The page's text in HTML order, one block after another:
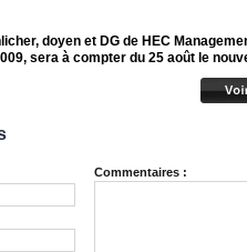
doyen et DG de HEC
sera à compter du 25 août le
Commentaires :